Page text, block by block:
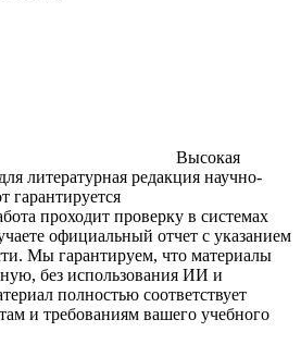
Высокая
литературная редакция научно-
гарантируется
проходит проверку в системах
официальный отчет с указанием
Мы гарантируем, что материалы
без использования ИИ и
полностью соответствует
и требованиям вашего учебного